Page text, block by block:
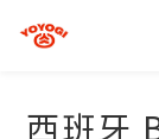
西班牙